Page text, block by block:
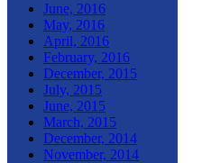
June, 2016
May, 2016
April, 2016
February, 2016
December, 2015
July, 2015
June, 2015
March, 2015
December, 2014
November, 2014